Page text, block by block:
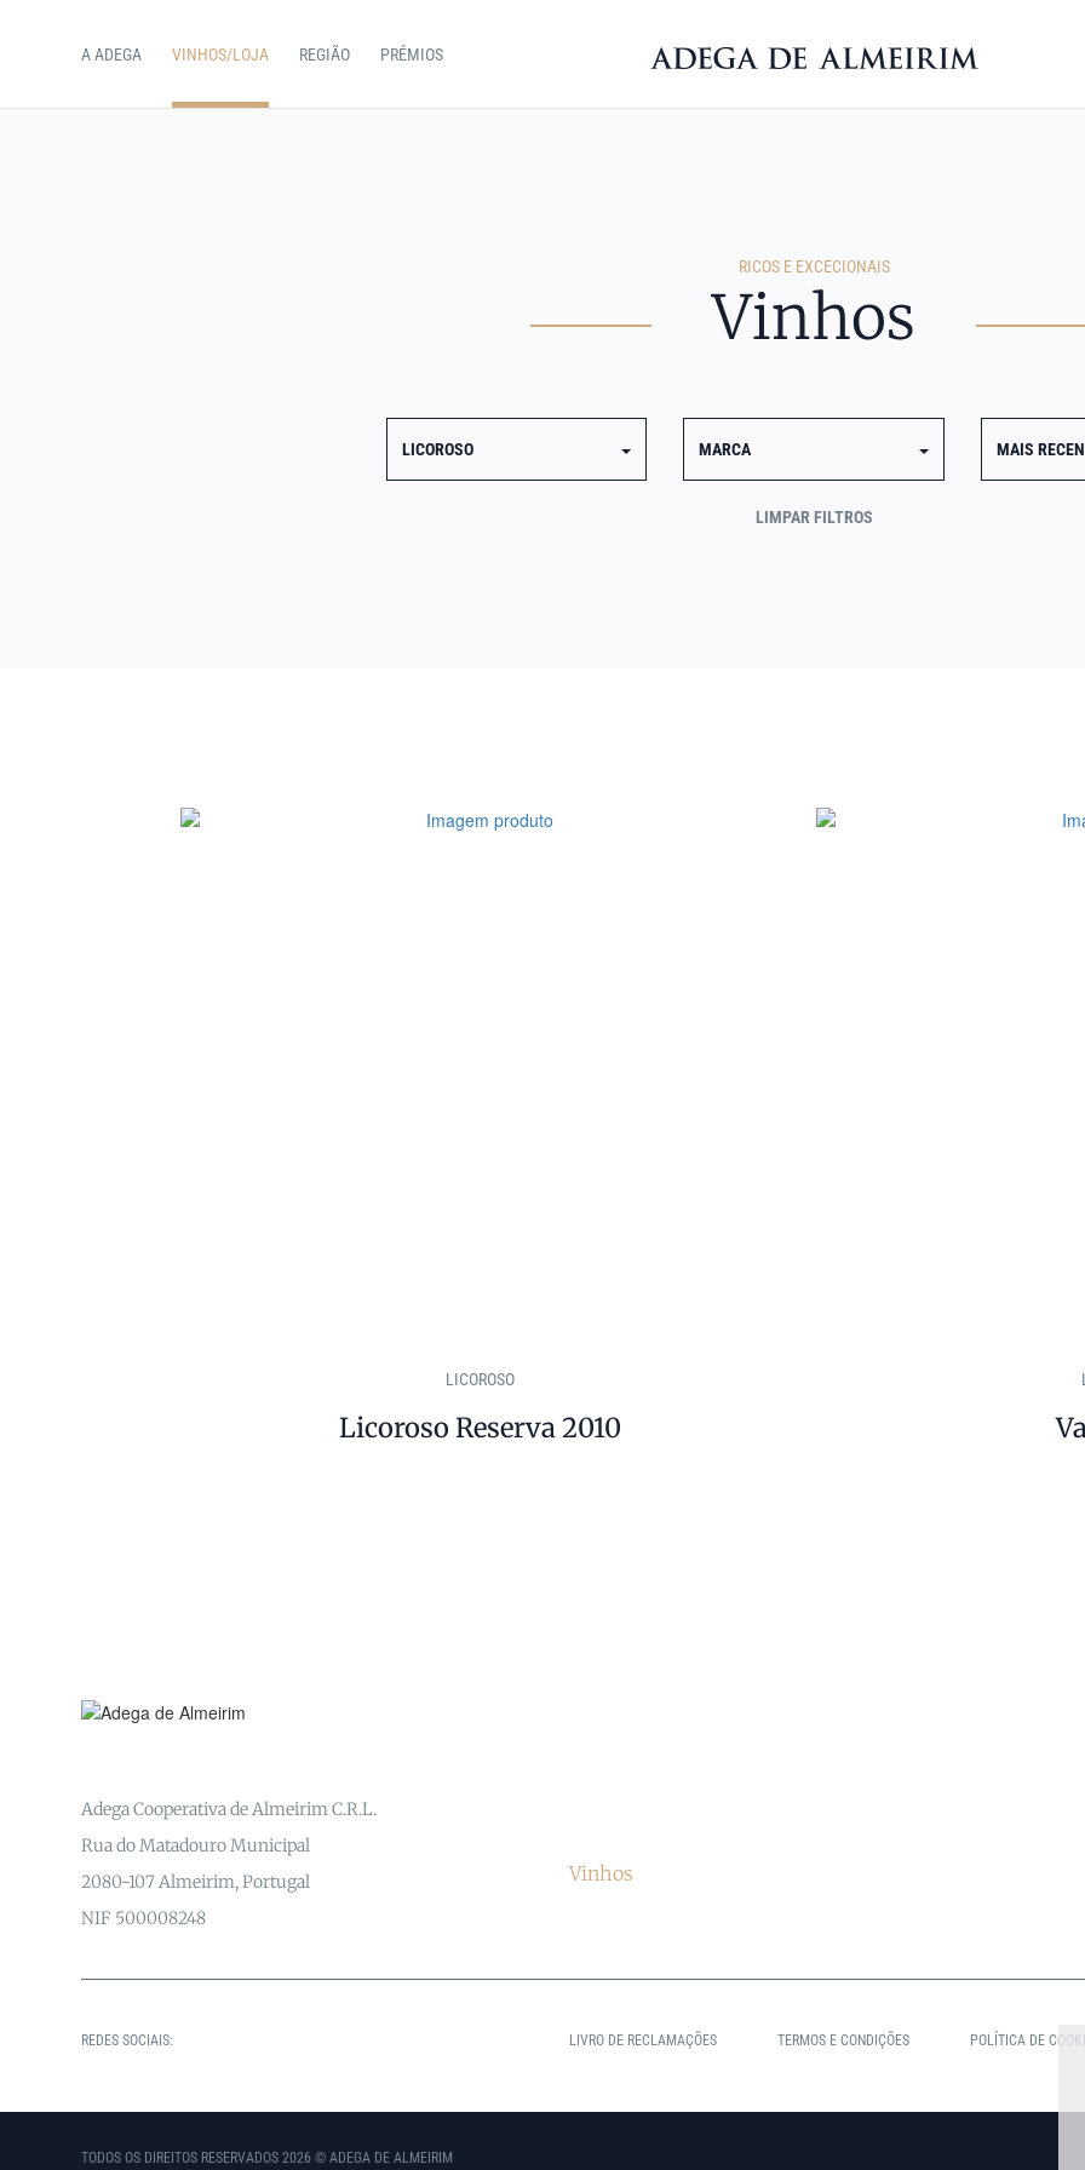
A ADEGA VINHOS/LOJA REGIÃO PRÉMIOS
RICOS E EXCECIONAIS
Vinhos
LICOROSO MARCA MAIS
LIMPAR FILTROS
LICOROSO
Licoroso Reserva 2010
Adega Cooperativa de Almeirim C.R.L.
Rua do Matadouro Municipal
2080-107 Almeirim, Portugal
NIF 500008248
Vinhos
REDES SOCIAIS: LIVRO DE RECLAMAÇÕES TERMOS E CONDIÇÕES POLÍTICA DE
TODOS OS DIREITOS RESERVADOS 2026 © ADEGA DE ALMEIRIM